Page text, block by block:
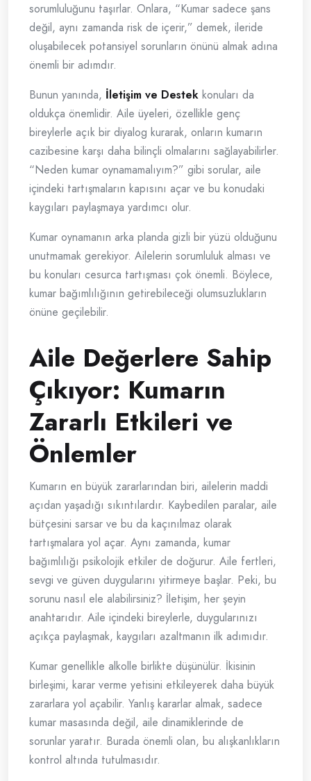
sorumluluğunu taşırlar. Onlara, “Kumar sadece şans
değil, aynı zamanda risk de içerir,” demek, ileride
oluşabilecek potansiyel sorunların önünü almak adına
önemli bir adımdır.
Bunun yanında, İletişim ve Destek konuları da
oldukça önemlidir. Aile üyeleri, özellikle genç
bireylerle açık bir diyalog kurarak, onların kumarın
cazibesine karşı daha bilinçli olmalarını sağlayabilirler.
“Neden kumar oynamamalıyım?” gibi sorular, aile
içindeki tartışmaların kapısını açar ve bu konudaki
kaygıları paylaşmaya yardımcı olur.
Kumar oynamanın arka planda gizli bir yüzü olduğunu
unutmamak gerekiyor. Ailelerin sorumluluk alması ve
bu konuları cesurca tartışması çok önemli. Böylece,
kumar bağımlılığının getirebileceği olumsuzlukların
önüne geçilebilir.
Aile Değerlere Sahip
Çıkıyor: Kumarın
Zararlı Etkileri ve
Önlemler
Kumarın en büyük zararlarından biri, ailelerin maddi
açıdan yaşadığı sıkıntılardır. Kaybedilen paralar, aile
bütçesini sarsar ve bu da kaçınılmaz olarak
tartışmalara yol açar. Aynı zamanda, kumar
bağımlılığı psikolojik etkiler de doğurur. Aile fertleri,
sevgi ve güven duygularını yitirmeye başlar. Peki, bu
sorunu nasıl ele alabilirsiniz? İletişim, her şeyin
anahtarıdır. Aile içindeki bireylerle, duygularınızı
açıkça paylaşmak, kaygıları azaltmanın ilk adımıdır.
Kumar genellikle alkolle birlikte düşünülür. İkisinin
birleşimi, karar verme yetisini etkileyerek daha büyük
zararlara yol açabilir. Yanlış kararlar almak, sadece
kumar masasında değil, aile dinamiklerinde de
sorunlar yaratır. Burada önemli olan, bu alışkanlıkların
kontrol altında tutulmasıdır.